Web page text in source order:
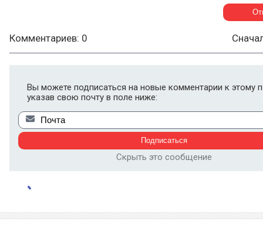
Комментариев: 0
Вы можете подписаться на новые комментарии к этому
указав свою почту в поле ниже:
Скрыть это сообщение